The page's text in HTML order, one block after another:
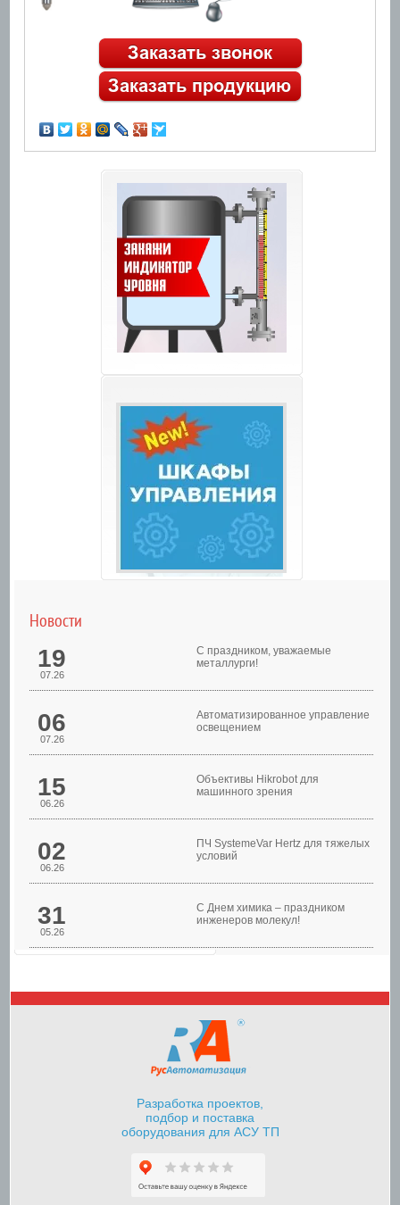
Шкафы управления
Шкафы контроля и
Новости
19
07.26
С праздником, уважаемые
металлурги!
06
07.26
Автоматизированное управление
освещением
15
06.26
Объективы Hikrobot для
машинного зрения
02
06.26
ПЧ SystemeVar Hertz для тяжелых
условий
31
05.26
С Днем химика – праздником
инженеров молекул!
Разработка проектов,
подбор и поставка
оборудования для АСУ ТП